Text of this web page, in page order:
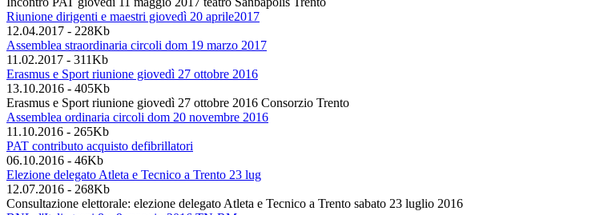
Riunione dirigenti e maestri giovedì 20 aprile2017
12.04.2017 - 228Kb
Assemblea straordinaria circoli dom 19 marzo 2017
11.02.2017 - 311Kb
Erasmus e Sport riunione giovedì 27 ottobre 2016
13.10.2016 - 405Kb
Erasmus e Sport riunione giovedì 27 ottobre 2016 Consorzio Trento
Assemblea ordinaria circoli dom 20 novembre 2016
11.10.2016 - 265Kb
PAT contributo acquisto defibrillatori
06.10.2016 - 46Kb
Elezione delegato Atleta e Tecnico a Trento 23 lug
12.07.2016 - 268Kb
Consultazione elettorale: elezione delegato Atleta e Tecnico a Trento sabato 23 luglio 2016